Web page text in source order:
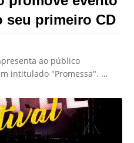
seu primeiro CD
ao público
intitulado "Promessa". …